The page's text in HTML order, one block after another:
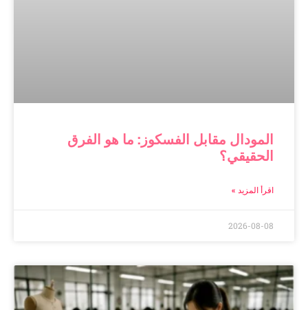
المودال مقابل الفسكوز: ما هو الفرق
الحقيقي؟
اقرأ المزيد »
2026-08-08